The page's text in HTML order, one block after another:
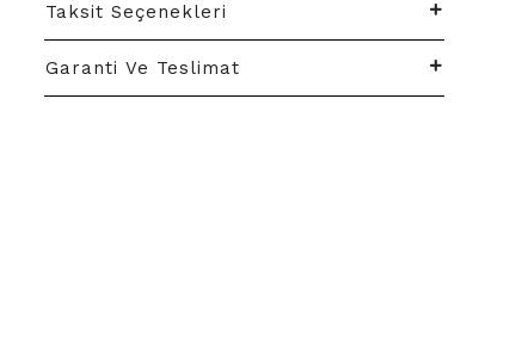
Taksit Seçenekleri
Garanti Ve Teslimat